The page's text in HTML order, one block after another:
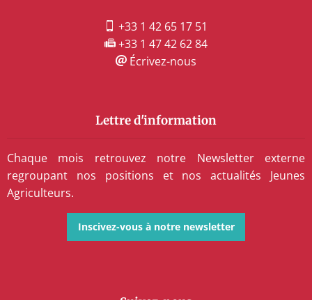
+33 1 42 65 17 51
+33 1 47 42 62 84
Écrivez-nous
Lettre d'information
Chaque mois retrouvez notre Newsletter externe
regroupant nos positions et nos actualités Jeunes
Agriculteurs.
Inscivez-vous à notre newsletter